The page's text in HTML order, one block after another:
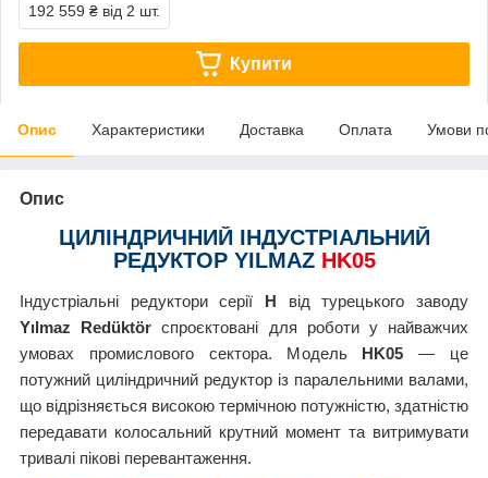
192 559 ₴ від 2 шт.
Купити
Опис Характеристики Доставка Оплата Умови
Опис
ЦИЛІНДРИЧНИЙ ІНДУСТРІАЛЬНИЙ
РЕДУКТОР YILMAZ HK05
Індустріальні редуктори серії H
від турецького заводу
Yılmaz Redüktör спроєктовані для роботи у найважчих
умовах промислового сектора. Модель
HK05— це
потужний циліндричний редуктор із паралельними валами,
що відрізняється високою термічною потужністю, здатністю
передавати колосальний крутний момент та витримувати
тривалі пікові перевантаження.